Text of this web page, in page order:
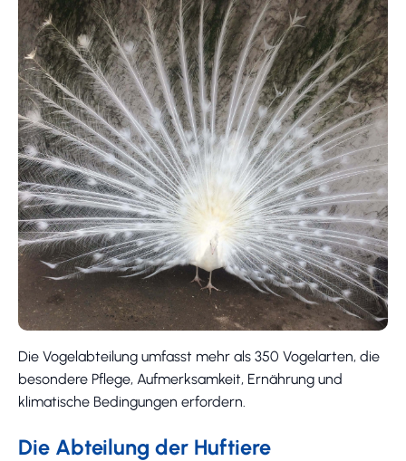
Die Vogelabteilung umfasst mehr als 350 Vogelarten, die
besondere Pflege, Aufmerksamkeit, Ernährung und
klimatische Bedingungen erfordern.
Die Abteilung der Huftiere